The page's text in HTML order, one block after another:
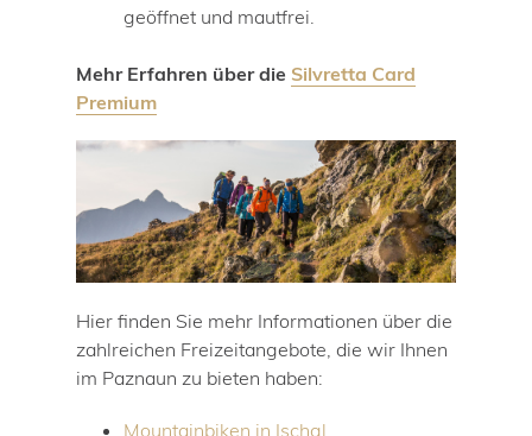
geöffnet und mautfrei.
Mehr Erfahren über die Silvretta Card
Premium
Hier finden Sie mehr Informationen über die
zahlreichen Freizeitangebote, die wir Ihnen
im Paznaun zu bieten haben:
Mountainbiken in Ischgl